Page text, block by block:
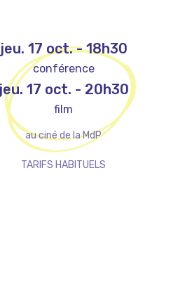
jeu. 17 oct.-18h30
conférence
jeu. 17 oct. - 20h30
film
au ciné de la MdP
TARIFS HABITUELS